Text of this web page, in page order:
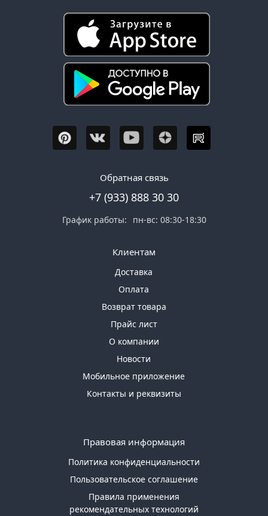
Обратная связь
+7 (933) 888 30 30
График работы: пн-вс: 08:30-18:30
Клиентам
Доставка
Оплата
Возврат товара
Прайс лист
О компании
Новости
Мобильное приложение
Контакты и реквизиты
Правовая информация
Политика конфиденциальности
Пользовательское соглашение
Правила применения
рекомендательных технологий